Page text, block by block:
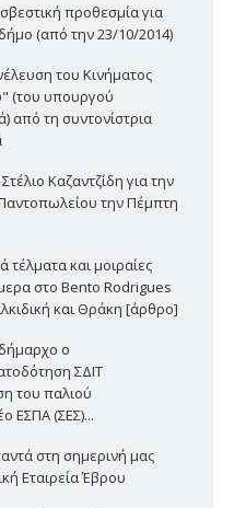
προθεσμία για
(από την 23/10/2014)
του Κινήματος
(του υπουργού
από τη συντονίστρια
Καζαντζίδη για την
την Πέμπτη
τέλματα και μοιραίες
στο Bento Rodrigues
και Θράκη [άρθρο]
ο
ΣΔΙΤ
του παλιού
ΕΣΠΑ (ΣΕΣ)...
στη σημερινή μας
Εταιρεία Έβρου